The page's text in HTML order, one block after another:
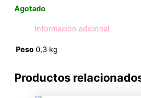
Agotado
Información adicional
Peso 0,3 kg
Productos